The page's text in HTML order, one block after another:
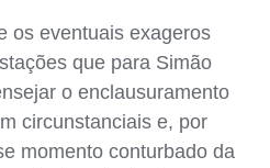
os eventuais exageros
que para Simão
o enclausuramento
circunstanciais e, por
momento conturbado da